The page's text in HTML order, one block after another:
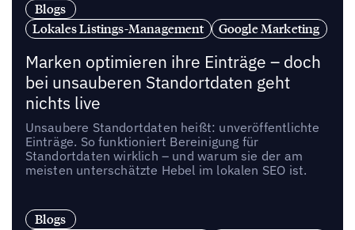
Blogs
Lokales Listings-Management
Google Marketing
Marken optimieren ihre Einträge – doch
bei unsauberen Standortdaten geht
nichts live
Unsaubere Standortdaten heißt: unveröffentlichte
Einträge. So funktioniert Bereinigung für
Standortdaten wirklich – und warum sie der am
meisten unterschätzte Hebel im lokalen SEO ist.
Blogs